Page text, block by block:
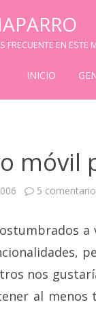
FRECUENTE EN ESTE
INICIO
móvil
5
nos
al menos